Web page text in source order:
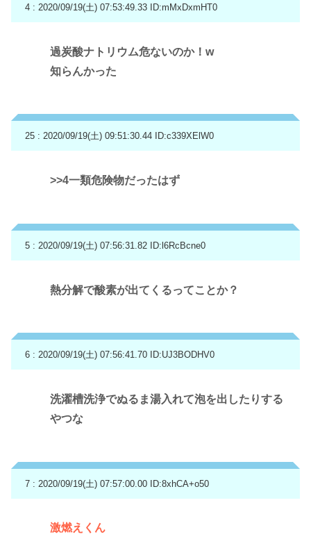
4 : 2020/09/19(土) 07:53:49.33 ID:mMxDxmHT0
過炭酸ナトリウム危ないのか！w
知らんかった
25 : 2020/09/19(土) 09:51:30.44 ID:c339XElW0
>>4一類危険物だったはず
5 : 2020/09/19(土) 07:56:31.82 ID:l6RcBcne0
熱分解で酸素が出てくるってことか？
6 : 2020/09/19(土) 07:56:41.70 ID:UJ3BODHV0
洗濯槽洗浄でぬるま湯入れて泡を出したりする
やつな
7 : 2020/09/19(土) 07:57:00.00 ID:8xhCA+o50
激燃えくん